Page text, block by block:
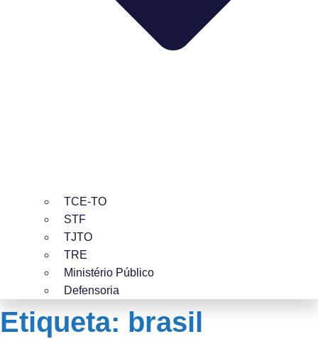
TCE-TO
STF
TJTO
TRE
Ministério Público
Defensoria
Etiqueta: brasil